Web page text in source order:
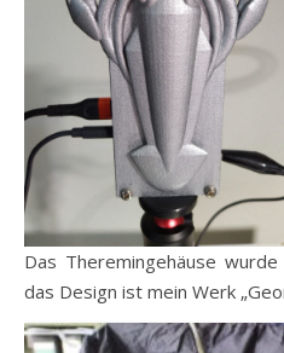
Das Theremingehäuse
das Design ist mein Werk